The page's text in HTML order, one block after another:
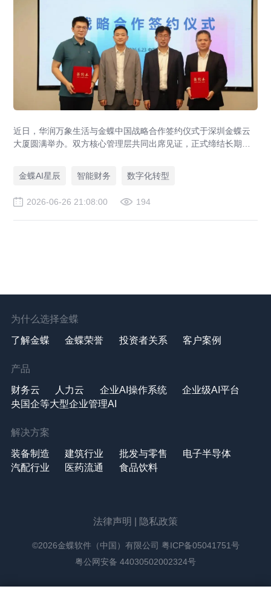
近日，华润万象生活与金蝶中国战略合作签约仪式于深圳金蝶云
大厦圆满举办。双方核心管理层共同出席见证，正式缔结长期战
佳实践和世界一流财务管理体系。
金蝶AI星辰 智能财务 数字化转型
2026-06-26 21:08:00 194
为什么选择金蝶
了解金蝶 金蝶荣誉 投资者关系 客户案例
产品
财务云 人力云 企业AI操作系统
企业级AI平台
央国企等大型企业管理AI
解决方案
装备制造 建筑行业 批发与零售
电子半导体
汽配行业
医药流通 食品饮料
法律声明 隐私政策
©2026金蝶软件（中国）有限公司 粤ICP备05041751号
粤公网安备 44030502002324号